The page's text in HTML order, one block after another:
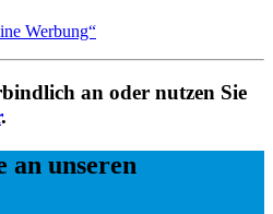
Werbung“
an oder nutzen Sie
.
an unseren